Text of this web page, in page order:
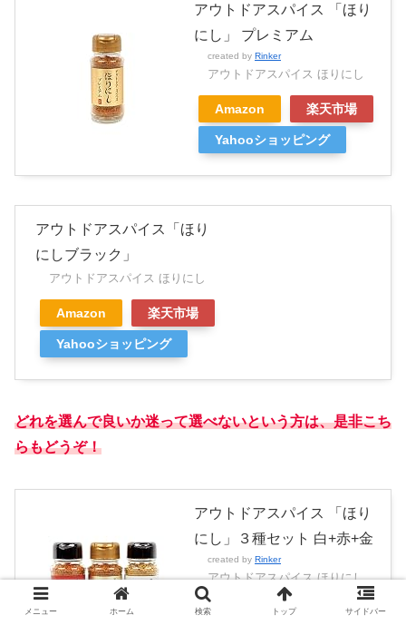
アウトドアスパイス 「ほり
にし」 プレミアム
created by Rinker
アウトドアスパイス ほりにし
Amazon 楽天市場
Yahooショッピング
アウトドアスパイス「ほり
にしブラック」
アウトドアスパイス ほりにし
Amazon 楽天市場
Yahooショッピング
どれを選んで良いか迷って選べないという方は、是非こち
らもどうぞ！
アウトドアスパイス 「ほり
にし」３種セット 白+赤+金
created by Rinker
アウトドアスパイス ほりにし
楽天市場
メニュー ホーム 検索 トップ サイドバー